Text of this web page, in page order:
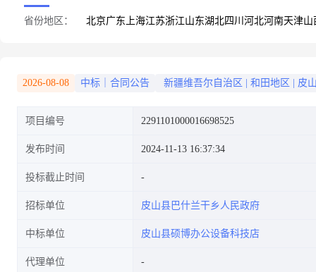
省份地区： 北京广东 上海江苏浙江山东湖北四川 河北河南天津山
2026-08-08 中标｜合同公告 新疆维吾尔自治区 和田地区 皮
项目编号 2291101000016698525
发布时间 2024-11-13 16:37:34
投标截止时间
招标单位 皮山县巴什兰干乡人民政府
中标单位 皮山县硕博办公设备科技店
代理单位